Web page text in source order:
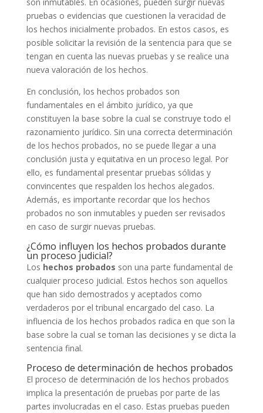
pruebas o evidencias que cuestionen la veracidad de
los hechos inicialmente probados. En estos casos, es
posible solicitar la revisión de la sentencia para que se
tengan en cuenta las nuevas pruebas y se realice una
nueva valoración de los hechos.
En conclusión, los hechos probados son
fundamentales en el ámbito jurídico, ya que
constituyen la base sobre la cual se construye todo el
razonamiento jurídico. Sin una correcta determinación
de los hechos probados, no se puede llegar a una
conclusión justa y equitativa en un proceso legal. Por
ello, es fundamental presentar pruebas sólidas y
convincentes que respalden los hechos alegados.
Además, es importante recordar que los hechos
probados no son inmutables y pueden ser revisados
en caso de surgir nuevas pruebas.
¿Cómo influyen los hechos probados durante
un proceso judicial?
Los hechos probados son una parte fundamental de
cualquier proceso judicial. Estos hechos son aquellos
que han sido demostrados y aceptados como
verdaderos por el tribunal encargado del caso. La
influencia de los hechos probados radica en que son la
base sobre la cual se toman las decisiones y se dicta la
sentencia final.
Proceso de determinación de hechos probados
El proceso de determinación de los hechos probados
implica la presentación de pruebas por parte de las
partes involucradas en el caso. Estas pruebas pueden